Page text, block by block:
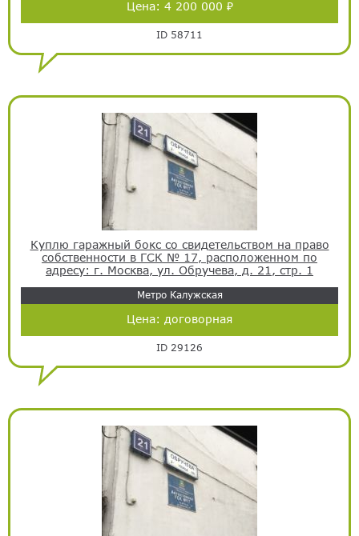
Цена: 4 200 000 ₽
ID 58711
Куплю гаражный бокс со свидетельством на право
собственности в ГСК № 17, расположенном по
адресу: г. Москва, ул. Обручева, д. 21, стр. 1
Метро Калужская
Цена: договорная
ID 29126